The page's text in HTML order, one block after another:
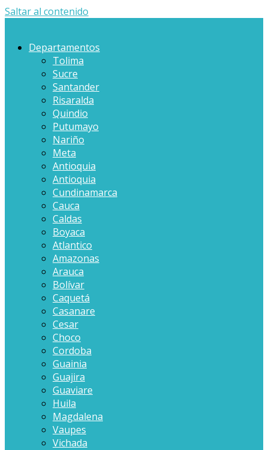
Saltar al contenido
Departamentos
Tolima
Sucre
Santander
Risaralda
Quindio
Putumayo
Nariño
Meta
Antioquia
Antioquia
Cundinamarca
Cauca
Caldas
Boyaca
Atlantico
Amazonas
Arauca
Bolívar
Caquetá
Casanare
Cesar
Choco
Cordoba
Guainia
Guajira
Guaviare
Huila
Magdalena
Vaupes
Vichada